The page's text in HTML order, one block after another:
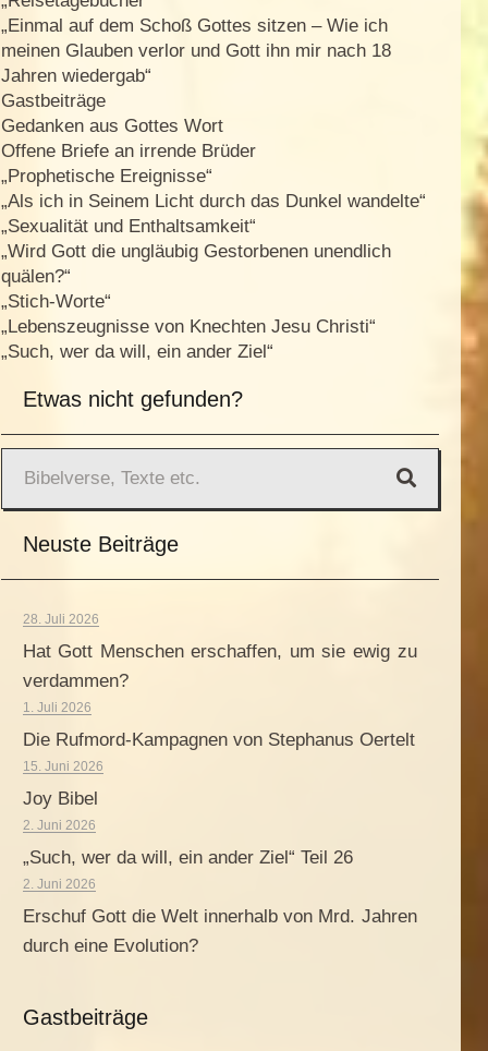
„Einmal auf dem Schoß Gottes sitzen – Wie ich
meinen Glauben verlor und Gott ihn mir nach 18
Jahren wiedergab“
Gastbeiträge
Gedanken aus Gottes Wort
Offene Briefe an irrende Brüder
„Prophetische Ereignisse“
„Als ich in Seinem Licht durch das Dunkel wandelte“
„Sexualität und Enthaltsamkeit“
„Wird Gott die ungläubig Gestorbenen unendlich
quälen?“
„Stich-Worte“
„Lebenszeugnisse von Knechten Jesu Christi“
„Such, wer da will, ein ander Ziel“
Etwas nicht gefunden?
Neuste Beiträge
28. Juli 2026
Hat Gott Menschen erschaffen, um sie ewig zu
verdammen?
1. Juli 2026
Die Rufmord-Kampagnen von Stephanus Oertelt
15. Juni 2026
Joy Bibel
2. Juni 2026
„Such, wer da will, ein ander Ziel“ Teil 26
2. Juni 2026
Erschuf Gott die Welt innerhalb von Mrd. Jahren
durch eine Evolution?
Gastbeiträge